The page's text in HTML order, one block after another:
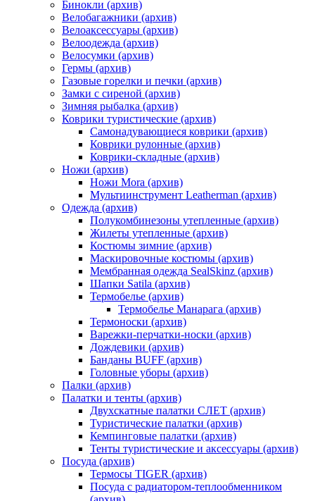
Бинокли (архив)
Велобагажники (архив)
Велоаксессуары (архив)
Велоодежда (архив)
Велосумки (архив)
Гермы (архив)
Газовые горелки и печки (архив)
Замки с сиреной (архив)
Зимняя рыбалка (архив)
Коврики туристические (архив)
Самонадувающиеся коврики (архив)
Коврики рулонные (архив)
Коврики-складные (архив)
Ножи (архив)
Ножи Mora (архив)
Мультиинструмент Leatherman (архив)
Одежда (архив)
Полукомбинезоны утепленные (архив)
Жилеты утепленные (архив)
Костюмы зимние (архив)
Маскировочные костюмы (архив)
Мембранная одежда SealSkinz (архив)
Шапки Satila (архив)
Термобелье (архив)
Термобелье Манарага (архив)
Термоноски (архив)
Варежки-перчатки-носки (архив)
Дождевики (архив)
Банданы BUFF (архив)
Головные уборы (архив)
Палки (архив)
Палатки и тенты (архив)
Двухскатные палатки СЛЕТ (архив)
Туристические палатки (архив)
Кемпинговые палатки (архив)
Тенты туристические и аксессуары (архив)
Посуда (архив)
Термосы TIGER (архив)
Посуда с радиатором-теплообменником